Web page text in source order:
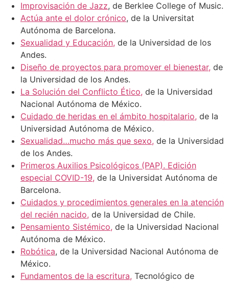
Improvisación de Jazz, de Berklee College of Music.
Actúa ante el dolor crónico, de la Universitat
Autónoma de Barcelona.
Sexualidad y Educación, de la Universidad de los
Andes.
Diseño de proyectos para promover el bienestar, de
la Universidad de los Andes.
La Solución del Conflicto Ético, de la Universidad
Nacional Autónoma de México.
Cuidado de heridas en el ámbito hospitalario, de la
Universidad Autónoma de México.
Sexualidad…mucho más que sexo, de la Universidad
de los Andes.
Primeros Auxilios Psicológicos (PAP). Edición
especial COVID-19, de la Universidat Autónoma de
Barcelona.
Cuidados y procedimientos generales en la atención
del recién nacido, de la Universidad de Chile.
Pensamiento Sistémico, de la Universidad Nacional
Autónoma de México.
Robótica, de la Universidad Nacional Autónoma de
México.
Fundamentos de la escritura, Tecnológico de